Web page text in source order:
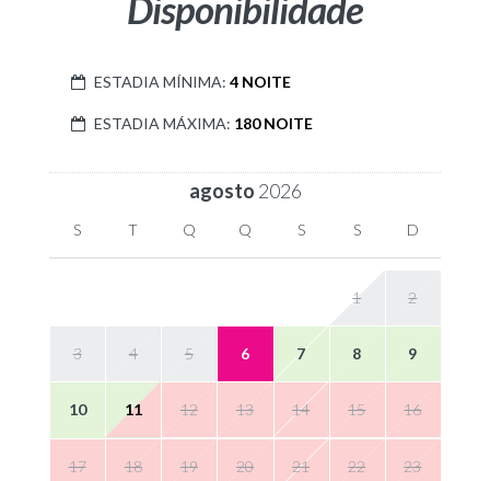
ESTADIA MÍNIMA: 4 NOITE
ESTADIA MÁXIMA: 180 NOITE
agosto 2026
S T Q Q S S D
1 2
3 4 5 6 7 8 9
10 11 12 13 14 15 16
17 18 19 20 21 22 23